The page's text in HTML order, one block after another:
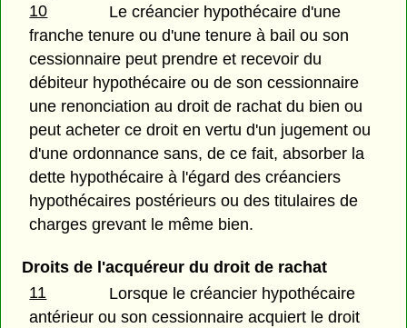
10
Le créancier hypothécaire d'une
franche tenure ou d'une tenure à bail ou son
cessionnaire peut prendre et recevoir du
débiteur hypothécaire ou de son cessionnaire
une renonciation au droit de rachat du bien ou
peut acheter ce droit en vertu d'un jugement ou
d'une ordonnance sans, de ce fait, absorber la
dette hypothécaire à l'égard des créanciers
hypothécaires postérieurs ou des titulaires de
charges grevant le même bien.
Droits de l'acquéreur du droit de rachat
11
Lorsque le créancier hypothécaire
antérieur ou son cessionnaire acquiert le droit